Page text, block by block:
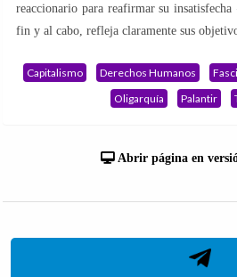
reaccionario para reafirmar su
fin y al cabo, refleja claramente sus
Capitalismo Derechos Humanos
Oligarquía
Palantir
Abrir página en